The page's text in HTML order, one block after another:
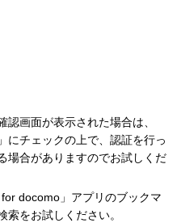
画面が表示された場合は、
にチェックの上で、認証を行っ
場合がありますのでお試しくだ
docomo」アプリのブックマ
をお試しください。